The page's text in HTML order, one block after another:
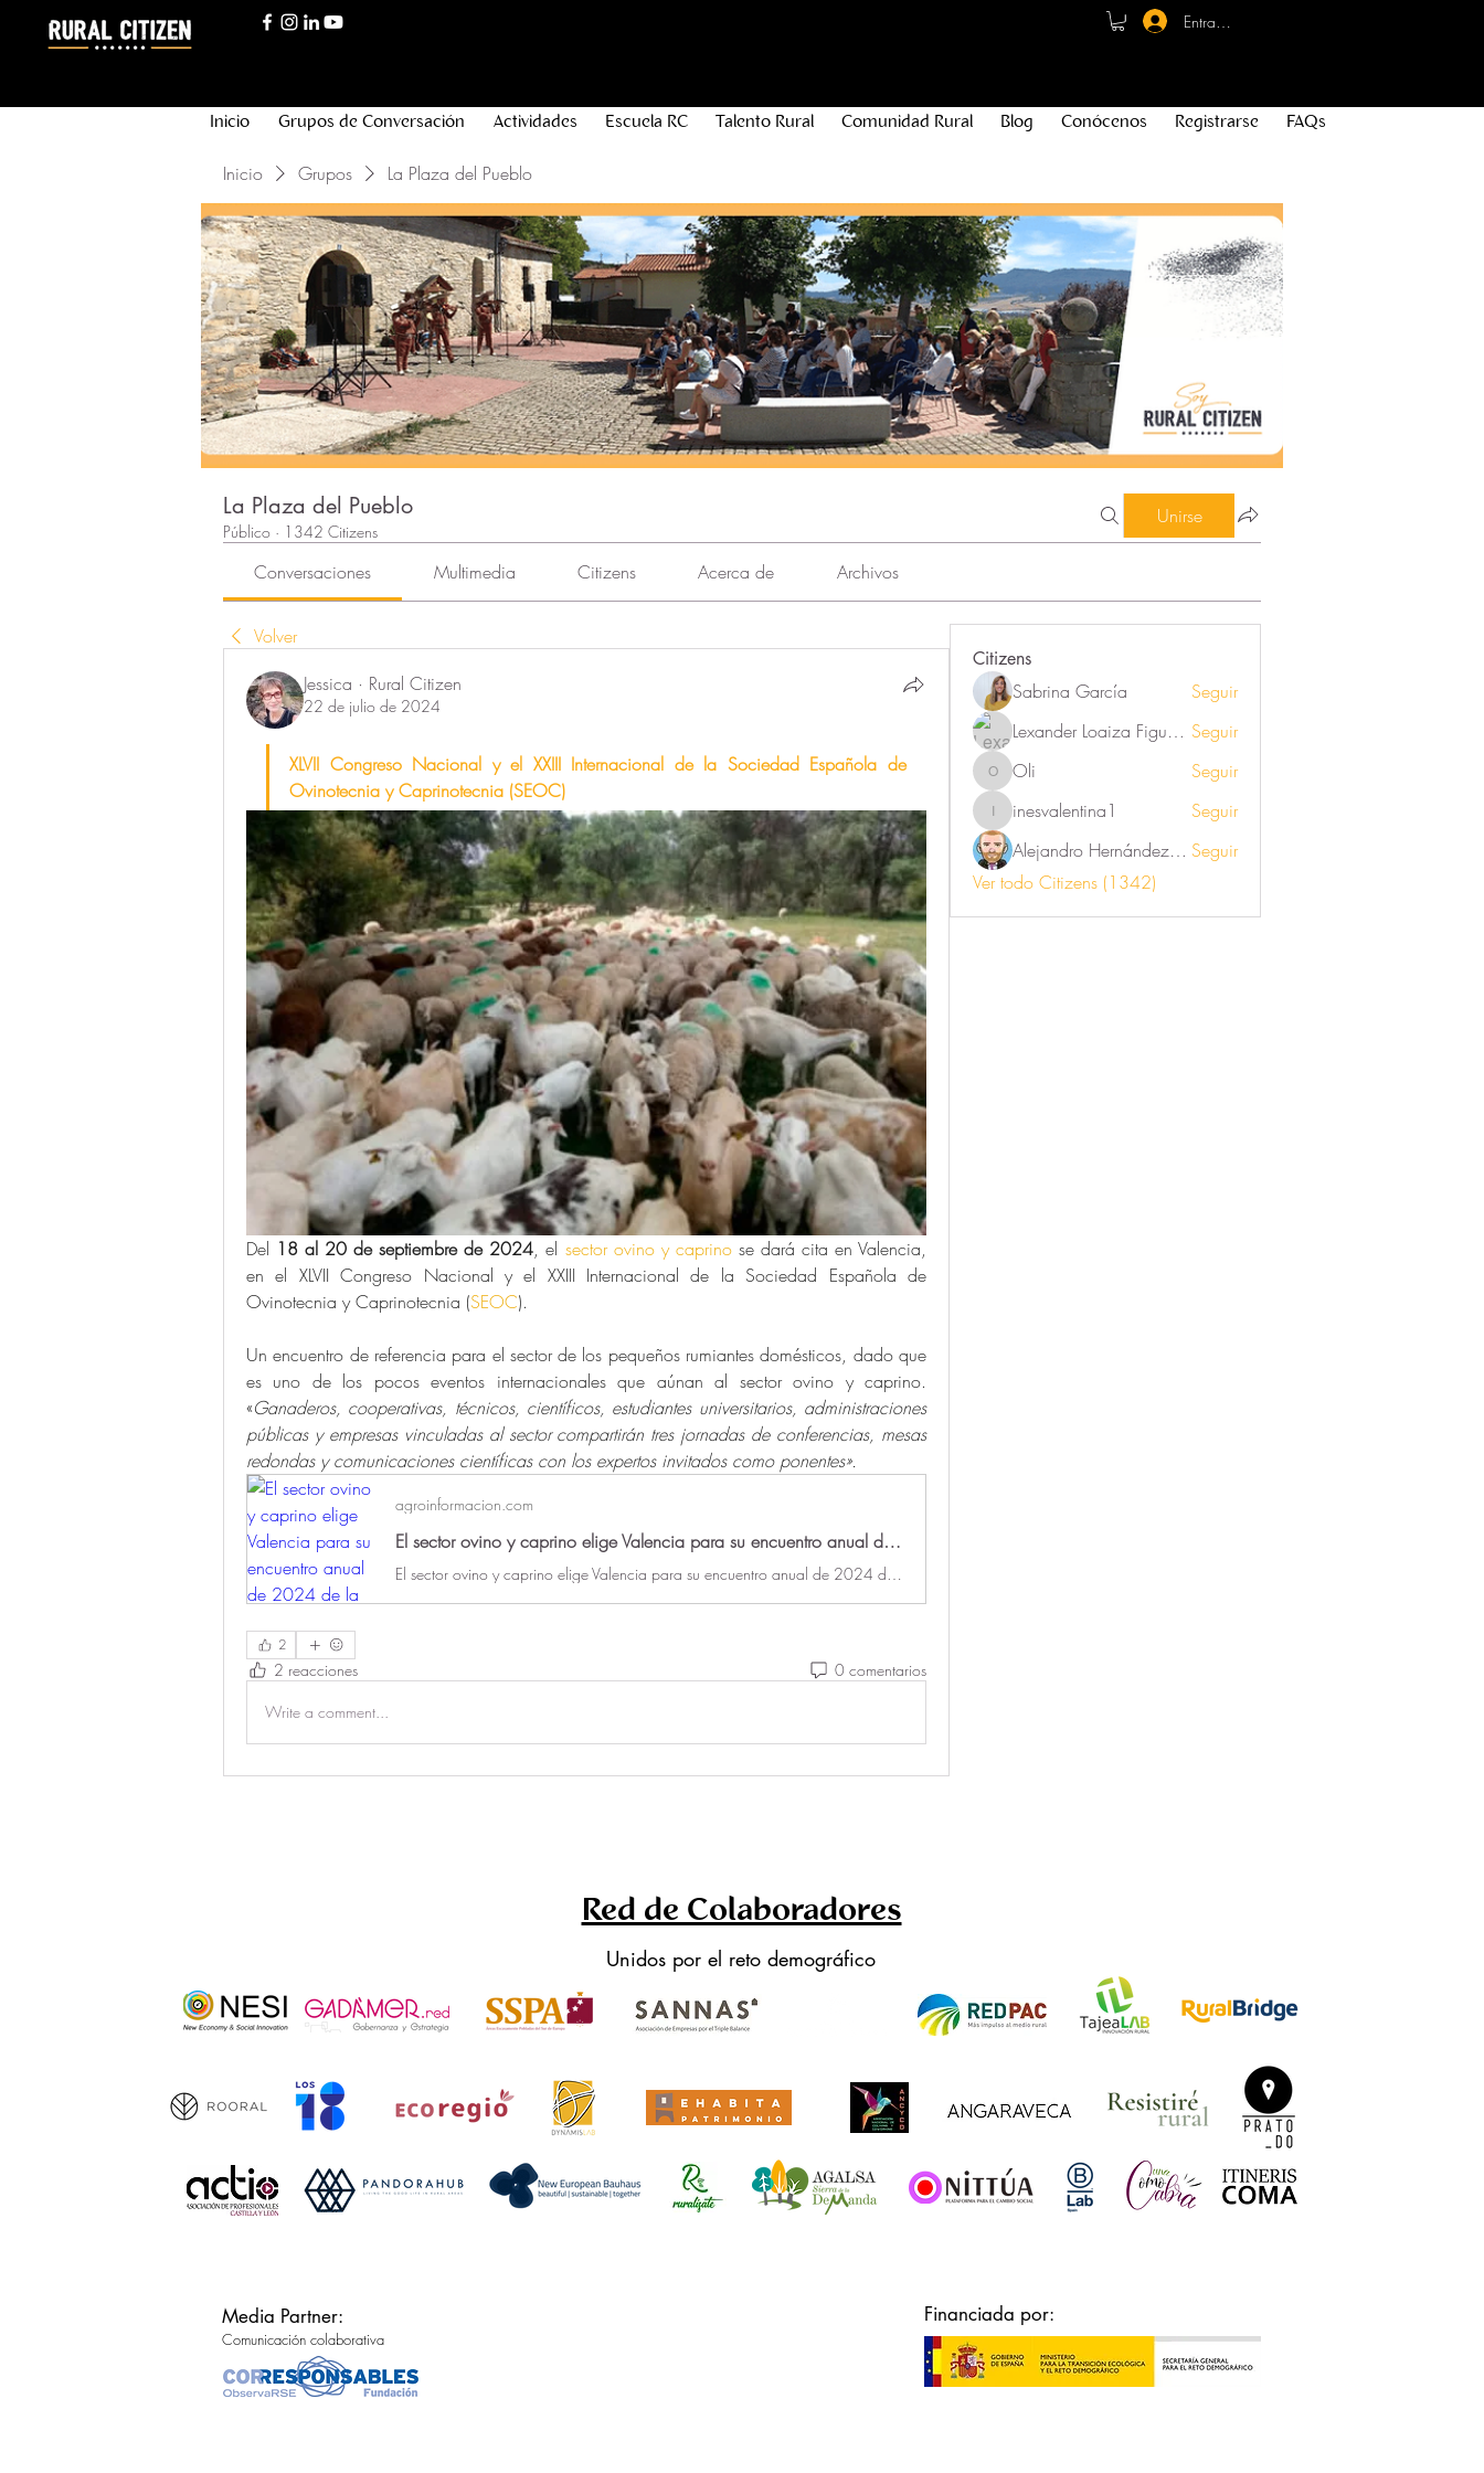
Entrar - Registro
Inicio Grupos de Conversación Actividades Escuela RC Talento Rural Comunidad Rural Blog Conócenos Registrarse FAQs
Inicio Grupos La Plaza del Pueblo
La Plaza del Pueblo
Público · 1342 Citizens
Unirse
Conversaciones Multimedia Citizens Acerca de Archivos
Volver
Jessica · Rural Citizen
22 de julio de 2024
XLVII Congreso Nacional y el XXIII Internacional de la Sociedad Española de
Ovinotecnia y Caprinotecnia (SEOC)
Del 18 al 20 de septiembre de 2024, el sector ovino y caprino se dará cita en Valencia,
en el XLVII Congreso Nacional y el XXIII Internacional de la Sociedad Española de
Ovinotecnia y Caprinotecnia (SEOC).
Un encuentro de referencia para el sector de los pequeños rumiantes domésticos, dado que
es uno de los pocos eventos internacionales que aúnan al sector ovino y caprino.
«Ganaderos, cooperativas, técnicos, científicos, estudiantes universitarios, administraciones
públicas y empresas vinculadas al sector compartirán tres jornadas de conferencias, mesas
redondas y comunicaciones científicas con los expertos invitados como ponentes».
agroinformacion.com
El sector ovino y caprino elige Valencia para su encuentro anual de 2024 de la mano de la Sociedad Española de Ovinotecnia y Caprinotecnia - Agroinformacion
2
2 reacciones 0 comentarios
Write a comment...
Citizens
Sabrina García
Seguir
Lexander Loaiza Figueroa Seguir
Oli Oli Seguir
inesvalentina1
inesvalentina1
Seguir
Alejandro Hernández Renner Seguir
Ver todo Citizens (1342)
Red de Colaboradores
Unidos por el reto demográfico
Media Partner:
Comunicación colaborativa
Financiada por: